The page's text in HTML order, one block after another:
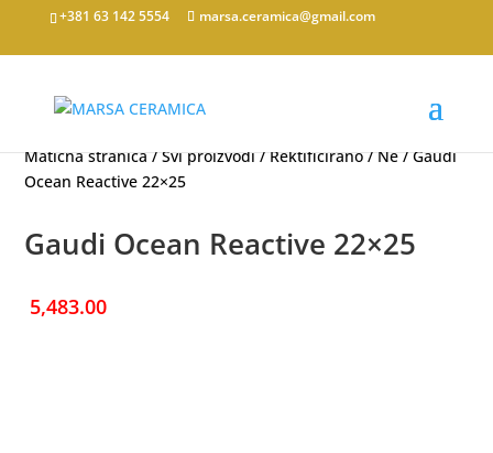
+381 63 142 5554 marsa.ceramica@gmail.com
Matična stranica/Svi proizvodi/Rektificirano/Ne/ Gaudi
Ocean Reactive 22×25
Gaudi Ocean Reactive 22×25
5,483.00